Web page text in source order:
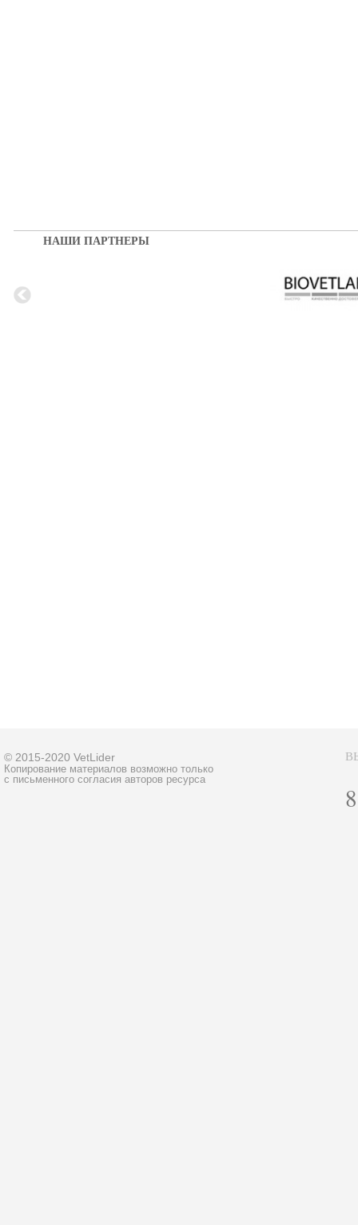
НАШИ ПАРТНЕРЫ
© 2015-2020 VetLider
Копирование материалов возможно только
с письменного согласия авторов ресурса